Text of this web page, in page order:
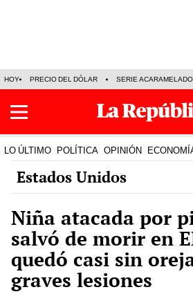
HOY PRECIO DEL DÓLAR SERIE
LO ÚLTIMO POLÍTICA OPINIÓN
Estados Unidos
Niña atacada por
salvó de morir en
quedó casi sin
graves lesiones